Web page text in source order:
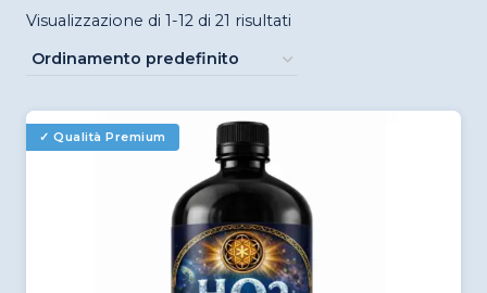
Visualizzazione di 1-12 di 21 risultati